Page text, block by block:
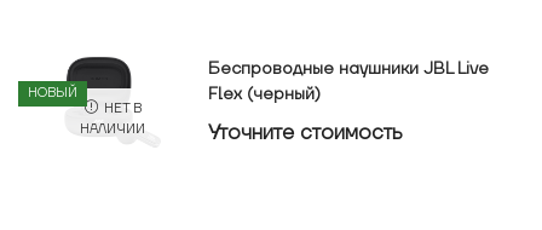
НОВЫЙ
НЕТ В
НАЛИЧИИ
Беспроводные наушники JBL Live
Flex (черный)
Уточнитe стоимость